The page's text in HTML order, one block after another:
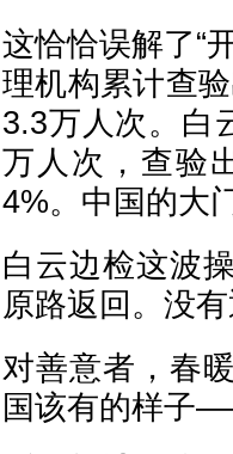
这恰恰误解了“
理机构累计查
3.3万人次。白
万人次，查验
4%。中国的大
白云边检这波
原路返回。没
对善意者，春
国该有的样子